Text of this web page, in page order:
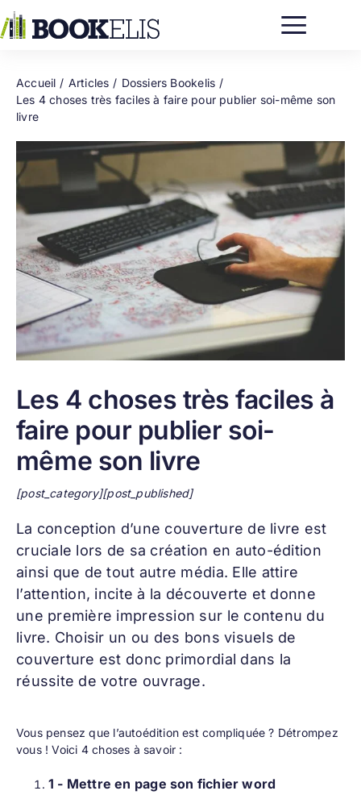
au
contenu
Accueil Articles
Dossiers Bookelis
Les 4 choses très faciles à faire pour publier soi-même son
livre
Les 4 choses très faciles à
faire pour publier soi-
même son livre
[post_category][post_published]
La conception d’une couverture de livre est
cruciale lors de sa création en auto-édition
ainsi que de tout autre média. Elle attire
l’attention, incite à la découverte et donne
une première impression sur le contenu du
livre. Choisir un ou des bons visuels de
couverture est donc primordial dans la
réussite de votre ouvrage.
Vous pensez que l’autoédition est compliquée ? Détrompez
vous ! Voici 4 choses à savoir :
1 - Mettre en page son fichier word